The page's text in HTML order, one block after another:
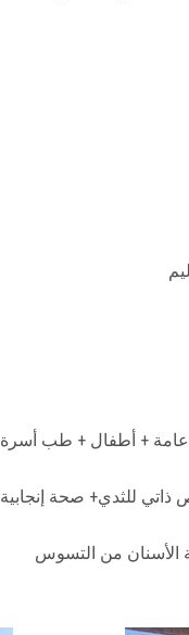
للثدي+ صحة إنجابية
الأسنان من التسوس